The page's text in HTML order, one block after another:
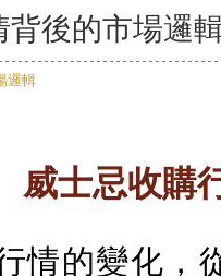
背後的市場邏
威士忌收購
情的變化，